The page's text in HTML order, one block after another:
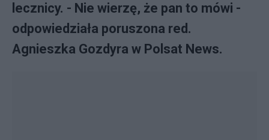
lecznicy. - Nie wierzę, że pan to mówi -
odpowiedziała poruszona red.
Agnieszka Gozdyra w Polsat News.